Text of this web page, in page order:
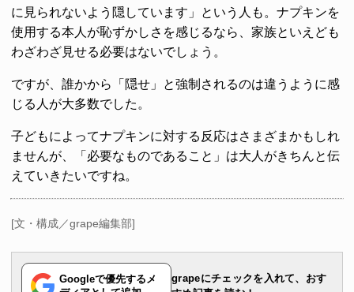
に見られないよう隠しています」という人も。ナプキンを
使用する本人が恥ずかしさを感じるなら、家族といえども
わざわざ見せる必要はないでしょう。
ですが、誰かから「隠せ」と強制されるのは違うように感
じる人が大多数でした。
子どもによってナプキンに対する反応はさまざまかもしれ
ませんが、「必要なものであること」は大人がきちんと伝
えていきたいですね。
[文・構成／grape編集部]
Googleで優先するメ
grapeにチェックを入れて、おす